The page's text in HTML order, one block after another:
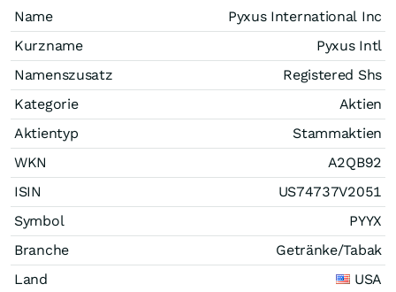
Name
Pyxus International Inc
Kurzname
Pyxus Intl
Namenszusatz
Registered Shs
Kategorie
Aktien
Aktientyp
Stammaktien
WKN
A2QB92
ISIN
US74737V2051
Symbol
PYYX
Branche
Getränke/Tabak
Land
USA